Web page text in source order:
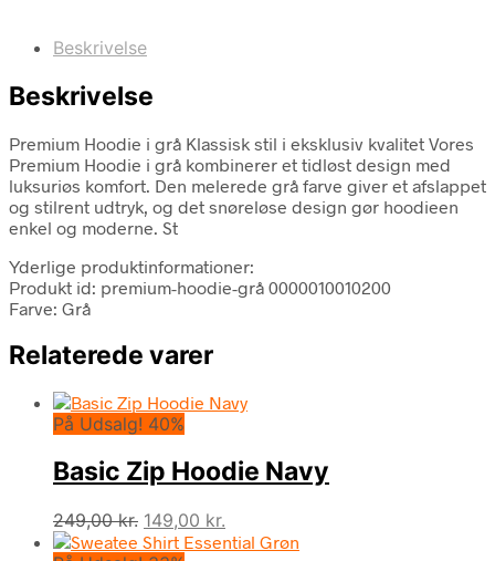
Beskrivelse
Beskrivelse
Premium Hoodie i grå Klassisk stil i eksklusiv kvalitet Vores
Premium Hoodie i grå kombinerer et tidløst design med
luksuriøs komfort. Den melerede grå farve giver et afslappet
og stilrent udtryk, og det snøreløse design gør hoodieen
enkel og moderne. St
Yderlige produktinformationer:
Produkt id: premium-hoodie-grå 0000010010200
Farve: Grå
Relaterede varer
På Udsalg! 40%
Basic Zip Hoodie Navy
249,00kr. Den
oprindelige
149,00 kr.
aktuelle